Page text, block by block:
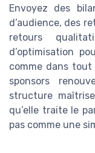
Envoyez des
d’audience, des
retours
d’optimisation
comme dans
sponsors
structure
qu’elle traite le
pas comme une